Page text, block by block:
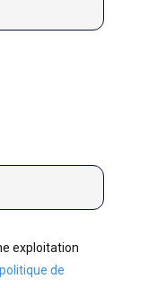
exploitation
politique de